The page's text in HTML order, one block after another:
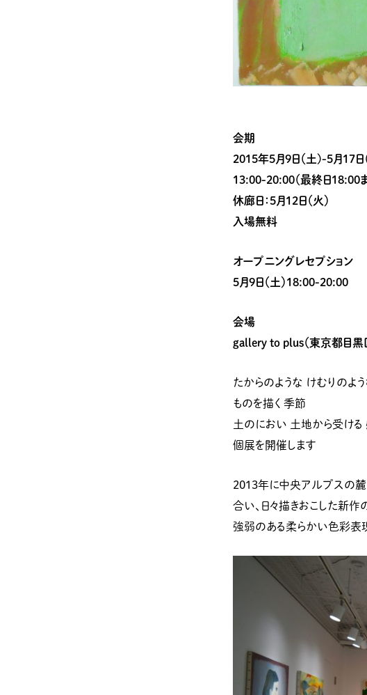
会期
2015年5月9日（土)-5月17日（
13:00-20:00（最終日18:00ま
休廊日：5月12日（火）
入場無料
オープニングレセプション
5月9日（土）18:00-20:00
会場
gallery to plus（東京都目
たからのような けむりのよ
ものを描く 季節
土のにおい 土地から受ける
個展を開催します
2013年に中央アルプスの
合い、日々描きおこした新作
強弱のある柔らかい色彩表